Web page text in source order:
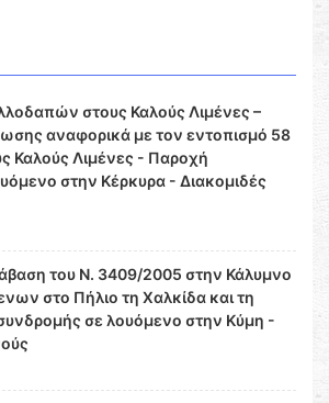
στους Καλούς Λιμένες –
αναφορικά με τον εντοπισμό 58
Καλούς Λιμένες - Παροχή
στην Κέρκυρα - Διακομιδές
του Ν. 3409/2005 στην Κάλυμνο
στο Πήλιο τη Χαλκίδα και τη
σε λουόμενο στην Κύμη -